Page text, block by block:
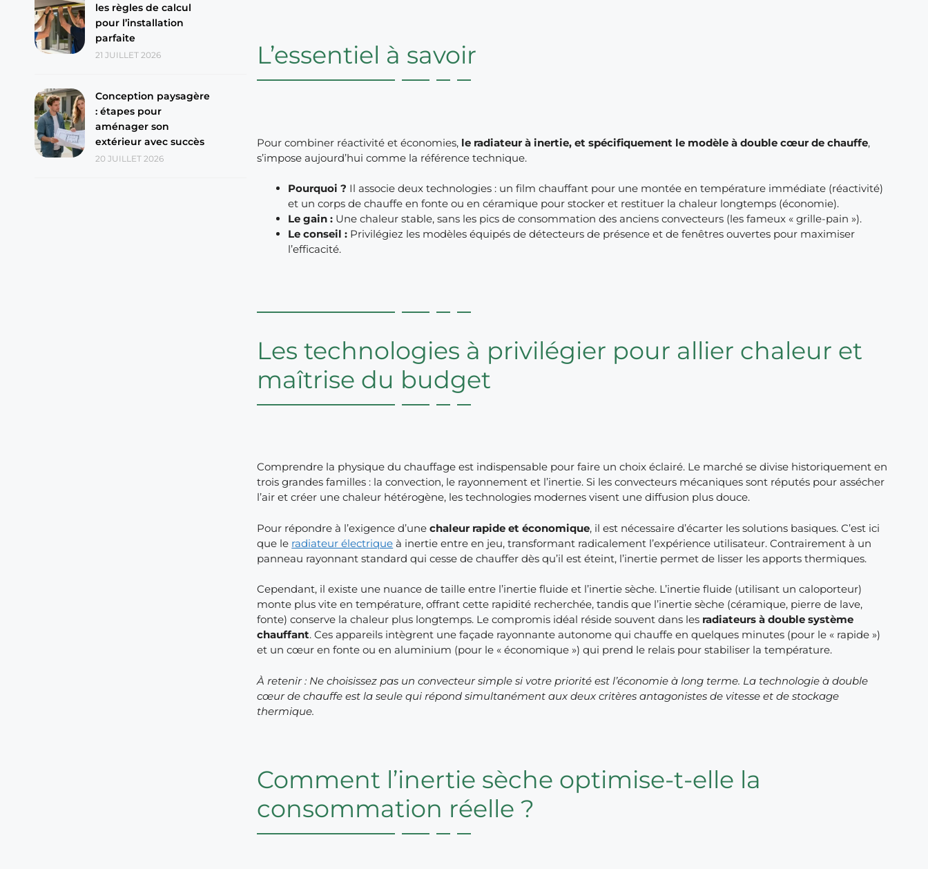
les règles de calcul
pour l’installation
parfaite
21 JUILLET 2026
Conception paysagère
: étapes pour
aménager son
extérieur avec succès
20 JUILLET 2026
L’essentiel à savoir
Pour combiner réactivité et économies, le radiateur à inertie, et spécifiquement le modèle à double cœur de chauffe,
s’impose aujourd’hui comme la référence technique.
Pourquoi ? Il associe deux technologies : un film chauffant pour une montée en température immédiate (réactivité)
et un corps de chauffe en fonte ou en céramique pour stocker et restituer la chaleur longtemps (économie).
Le gain : Une chaleur stable, sans les pics de consommation des anciens convecteurs (les fameux « grille-pain »).
Le conseil : Privilégiez les modèles équipés de détecteurs de présence et de fenêtres ouvertes pour maximiser
l’efficacité.
Les technologies à privilégier pour allier chaleur et
maîtrise du budget
Comprendre la physique du chauffage est indispensable pour faire un choix éclairé. Le marché se divise historiquement en
trois grandes familles : la convection, le rayonnement et l’inertie. Si les convecteurs mécaniques sont réputés pour assécher
l’air et créer une chaleur hétérogène, les technologies modernes visent une diffusion plus douce.
Pour répondre à l’exigence d’unechaleur rapide et économique, il est nécessaire d’écarter les solutions basiques. C’est ici
que le radiateur électrique à inertie entre en jeu, transformant radicalement l’expérience utilisateur. Contrairement à un
panneau rayonnant standard qui cesse de chauffer dès qu’il est éteint, l’inertie permet de lisser les apports thermiques.
Cependant, il existe une nuance de taille entre l’inertie fluide et l’inertie sèche. L’inertie fluide (utilisant un caloporteur)
monte plus vite en température, offrant cette rapidité recherchée, tandis que l’inertie sèche (céramique, pierre de lave,
fonte) conserve la chaleur plus longtemps. Le compromis idéal réside souvent dans les radiateurs à double système
chauffant. Ces appareils intègrent une façade rayonnante autonome qui chauffe en quelques minutes (pour le « rapide »)
et un cœur en fonte ou en aluminium (pour le « économique ») qui prend le relais pour stabiliser la température.
À retenir : Ne choisissez pas un convecteur simple si votre priorité est l’économie à long terme. La technologie à double
cœur de chauffe est la seule qui répond simultanément aux deux critères antagonistes de vitesse et de stockage
thermique.
Comment l’inertie sèche optimise-t-elle la
consommation réelle ?